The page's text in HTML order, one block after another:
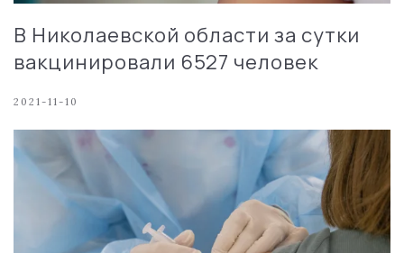
В Николаевской области за сутки
вакцинировали 6527 человек
2021-11-10